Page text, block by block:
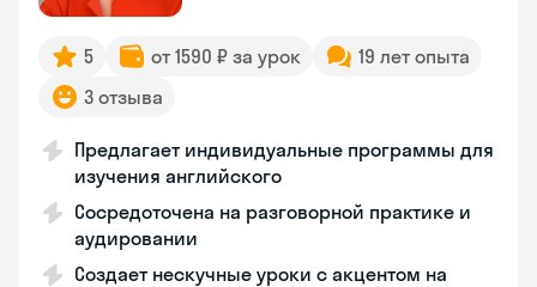
5 от 1590 ₽ за урок
19 лет опыта
3 отзыва
Предлагает индивидуальные программы для
изучения английского
Сосредоточена на разговорной практике и
аудировании
Создает нескучные уроки с акцентом на